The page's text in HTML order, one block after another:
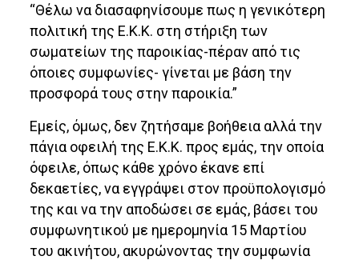
“Θέλω να διασαφηνίσουμε πως η γενικότερη
πολιτική της Ε.Κ.Κ. στη στήριξη των
σωματείων της παροικίας-πέραν από τις
όποιες συμφωνίες- γίνεται με βάση την
προσφορά τους στην παροικία.”
Εμείς, όμως, δεν ζητήσαμε βοήθεια αλλά την
πάγια οφειλή της Ε.Κ.Κ. προς εμάς, την οποία
όφειλε, όπως κάθε χρόνο έκανε επί
δεκαετίες, να εγγράψει στον προϋπολογισμό
της και να την αποδώσει σε εμάς, βάσει του
συμφωνητικού με ημερομηνία 15 Μαρτίου
του ακινήτου, ακυρώνοντας την συμφωνία